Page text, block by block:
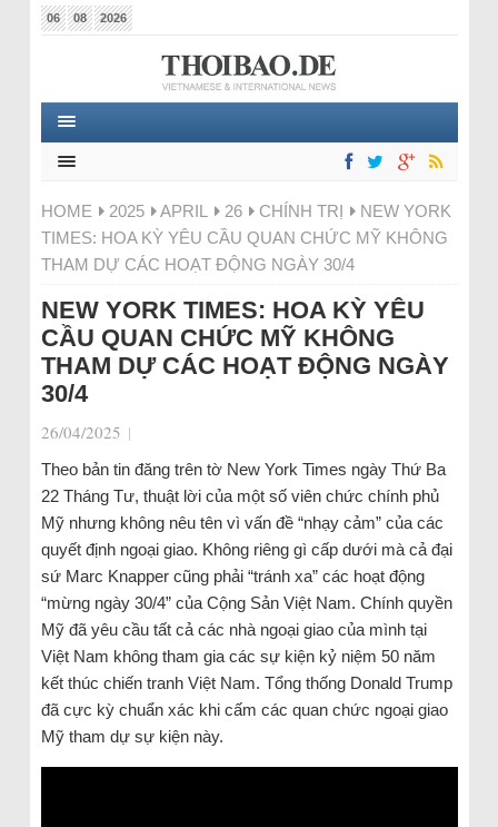
06 08 2026
HOME 2025 APRIL 26 CHÍNH TRỊ
NEW YORK
TIMES: HOA KỲ YÊU CẦU QUAN CHỨC MỸ KHÔNG
THAM DỰ CÁC HOẠT ĐỘNG NGÀY 30/4
NEW YORK TIMES: HOA KỲ YÊU
CẦU QUAN CHỨC MỸ KHÔNG
THAM DỰ CÁC HOẠT ĐỘNG NGÀY
30/4
26/04/2025 |
Theo bản tin đăng trên tờ New York Times ngày Thứ Ba
22 Tháng Tư, thuật lời của một số viên chức chính phủ
Mỹ nhưng không nêu tên vì vấn đề “nhạy cảm” của các
quyết định ngoại giao. Không riêng gì cấp dưới mà cả đại
sứ Marc Knapper cũng phải “tránh xa” các hoạt động
“mừng ngày 30/4” của Cộng Sản Việt Nam. Chính quyền
Mỹ đã yêu cầu tất cả các nhà ngoại giao của mình tại
Việt Nam không tham gia các sự kiện kỷ niệm 50 năm
kết thúc chiến tranh Việt Nam. Tổng thống Donald Trump
đã cực kỳ chuẩn xác khi cấm các quan chức ngoại giao
Mỹ tham dự sự kiện này.